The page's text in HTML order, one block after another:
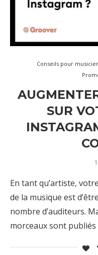
Conseils pour
SUR
En tant qu’artiste,
de la musique est
nombre d’auditeurs.
morceaux sont publiés